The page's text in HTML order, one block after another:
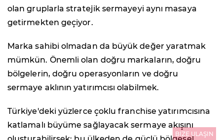
olan gruplarla stratejik sermayeyi aynı masaya
getirmekten geçiyor.
Marka sahibi olmadan da büyük değer yaratmak
mümkün. Önemli olan doğru markaların, doğru
bölgelerin, doğru operasyonların ve doğru
sermaye aklının yatırımcısı olabilmek.
Türkiye'deki yüzlerce çoklu franchise yatırımcısına
katlamalı büyüme sağlayacak sermaye akışını
BİZE ULAŞIN